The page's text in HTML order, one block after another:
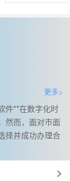
更多>
件**在数字化时
然而，面对市面
择并成功办理合